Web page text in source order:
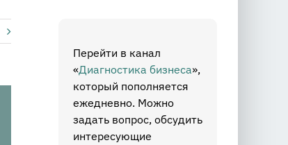
Перейти в канал
«Диагностика бизнеса»,
который пополняется
ежедневно. Можно
задать вопрос, обсудить
интересующие